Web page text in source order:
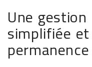
Une
simplifiée
permanence